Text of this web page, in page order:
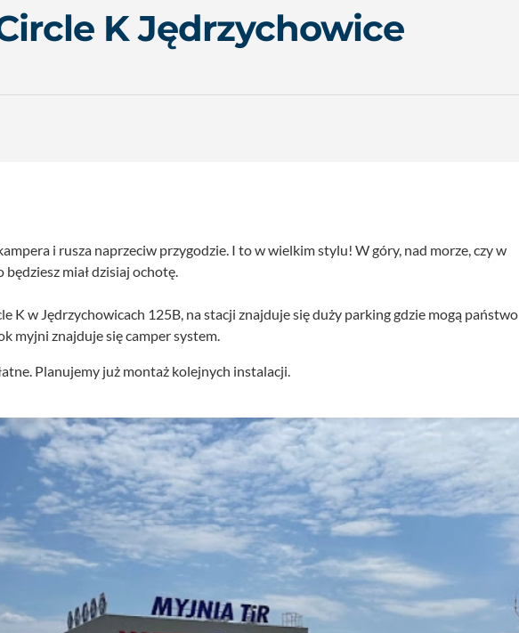
K Jędrzychowice
i rusza naprzeciw przygodzie. I to w wielkim stylu! W góry, nad morze, czy w
miał dzisiaj ochotę.
K w Jędrzychowicach 125B, na stacji znajduje się duży parking gdzie mogą państwo
myjni znajduje się camper system.
Planujemy już montaż kolejnych instalacji.